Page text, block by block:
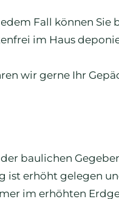
Fall können Sie
im Haus
wir gerne Ihr
baulichen
ist erhöht gelegen
im erhöhten